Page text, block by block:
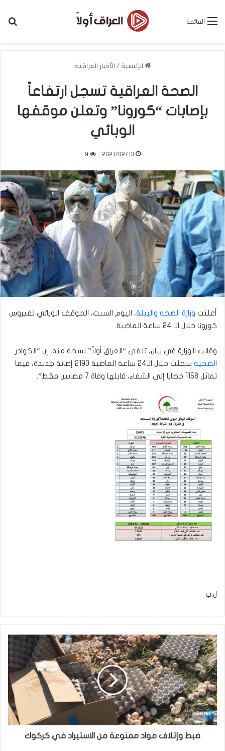
القائمة
الرئيسية / الأخبار العراقية
الصحة العراقية تسجل ارتفاعاً
بإصابات “كورونا” وتعلن موقفها
الوبائي
2021/02/13
9
أعلنت وزارة الصحة والبيئة، اليوم السبت، الموقف الوبائي لفيروس
كورونا خلال الـ 24 ساعة الماضية.
وقالت الوزارة في بيان، تلقى “العراق أولاً” نسخة منه، إن “الكوادر
الصحية
سجلت خلال الـ24 ساعة الماضية 2190 إصابة جديدة، فيما
تماثل 1158 مصابا إلى الشفاء، قابلها وفاة 7 مصابين فقط”.
ل.ب
ضبط
وإتلاف
مواد
ممنوعة
من
الاستيراد
في
كركوك
ضبط وإتلاف مواد ممنوعة من الاستيراد في كركوك